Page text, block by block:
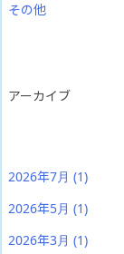
その他
アーカイブ
2026年7月 (1)
2026年5月 (1)
2026年3月 (1)